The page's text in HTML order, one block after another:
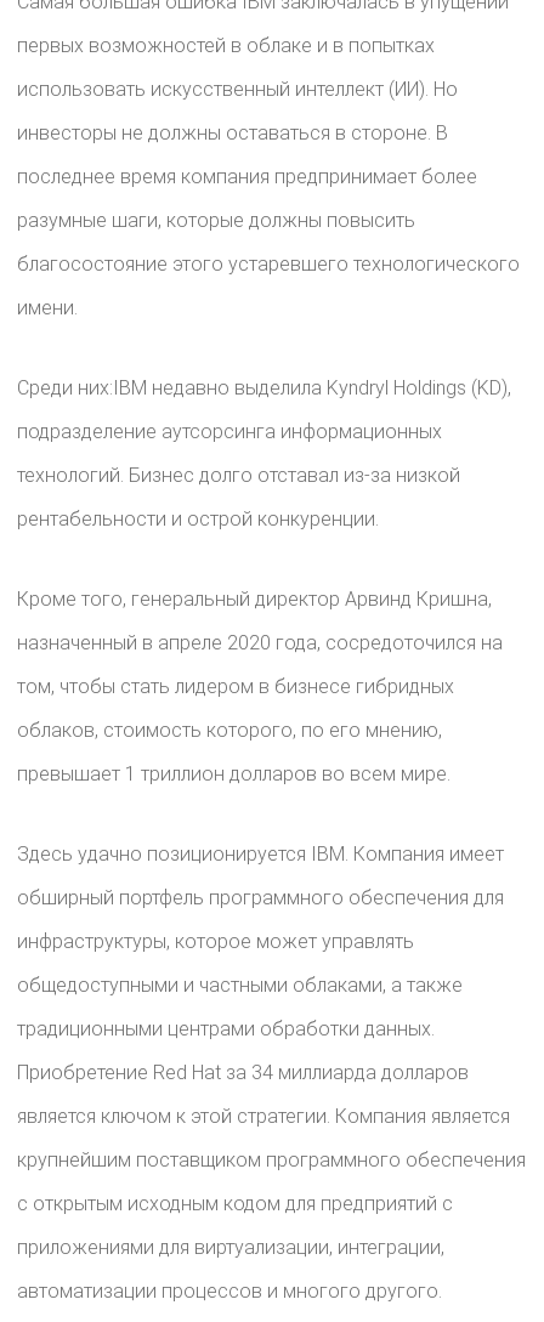
первых возможностей в облаке и в попытках
использовать искусственный интеллект (ИИ). Но
инвесторы не должны оставаться в стороне. В
последнее время компания предпринимает более
разумные шаги, которые должны повысить
благосостояние этого устаревшего технологического
имени.
Среди них:IBM недавно выделила Kyndryl Holdings (KD),
подразделение аутсорсинга информационных
технологий. Бизнес долго отставал из-за низкой
рентабельности и острой конкуренции.
Кроме того, генеральный директор Арвинд Кришна,
назначенный в апреле 2020 года, сосредоточился на
том, чтобы стать лидером в бизнесе гибридных
облаков, стоимость которого, по его мнению,
превышает 1 триллион долларов во всем мире.
Здесь удачно позиционируется IBM. Компания имеет
обширный портфель программного обеспечения для
инфраструктуры, которое может управлять
общедоступными и частными облаками, а также
традиционными центрами обработки данных.
Приобретение Red Hat за 34 миллиарда долларов
является ключом к этой стратегии. Компания является
крупнейшим поставщиком программного обеспечения
с открытым исходным кодом для предприятий с
приложениями для виртуализации, интеграции,
автоматизации процессов и многого другого.